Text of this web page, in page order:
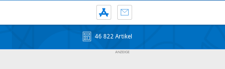
46 822 Artikel